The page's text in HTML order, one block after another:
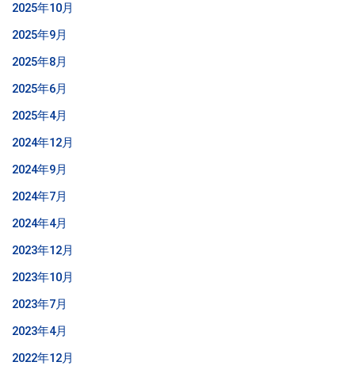
2025年10月
2025年9月
2025年8月
2025年6月
2025年4月
2024年12月
2024年9月
2024年7月
2024年4月
2023年12月
2023年10月
2023年7月
2023年4月
2022年12月